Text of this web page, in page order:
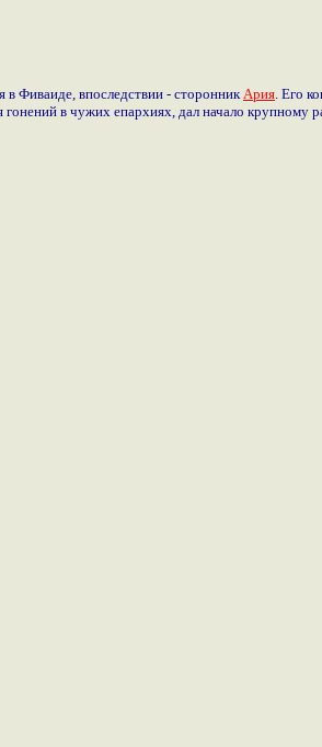
в Фиваиде, впоследствии - сторонник Ария . Его
в чужих епархиях, дал начало крупному